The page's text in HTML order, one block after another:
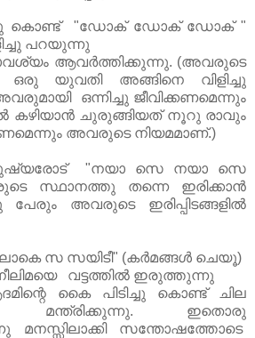
കൊണ്ട് "ഡോക് ഡോക് ഡോക് "
പറയുന്നു
ആവർത്തിക്കുന്നു. (അവരുടെ
ഒരു യുവതി അങ്ങിനെ വിളിച്ചു
ഒന്നിച്ചു ജീവിക്കണമെന്നും
കഴിയാൻ ചുരുങ്ങിയത് നൂറു രാവും
അവരുടെ നിയമമാണ്.)
"നയാ സെ നയാ സെ
സ്ഥാനത്തു തന്നെ ഇരിക്കാൻ
അവരുടെ ഇരിപ്പിടങ്ങളിൽ
സ സയിടീ" (കർമങ്ങൾ ചെയൂ)
വട്ടത്തിൽ ഇരുത്തുന്നു
കൈ പിടിച്ചു കൊണ്ട് ചില
ഇതൊരു
മനസ്സിലാക്കി സന്തോഷത്തോടെ